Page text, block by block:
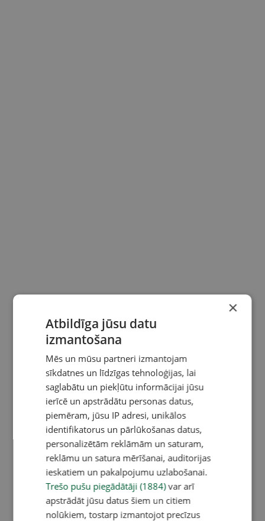
×
Atbildīga jūsu datu
izmantošana
Mēs un mūsu partneri izmantojam
sīkdatnes un līdzīgas tehnoloģijas, lai
saglabātu un piekļūtu informācijai jūsu
ierīcē un apstrādātu personas datus,
piemēram, jūsu IP adresi, unikālos
identifikatorus un pārlūkošanas datus,
personalizētām reklāmām un saturam,
reklāmu un satura mērīšanai, auditorijas
ieskatiem un pakalpojumu uzlabošanai.
Trešo pušu piegādātāji (1884)var arī
apstrādāt jūsu datus šiem un citiem
nolūkiem, tostarp izmantojot precīzus